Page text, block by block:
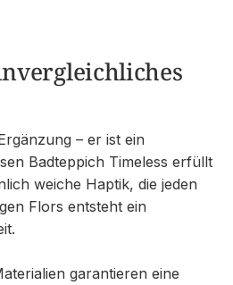
– er ist ein
Badteppich Timeless erfüllt
weiche Haptik, die jeden
Flors entsteht ein
garantieren eine